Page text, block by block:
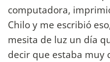
computadora,
Chilo y me escribió
mesita de luz un día
decir que estaba muy